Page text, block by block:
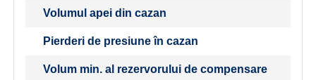
Volumul apei din cazan
Pierderi de presiune în cazan
Volum min. al rezervorului de compensare